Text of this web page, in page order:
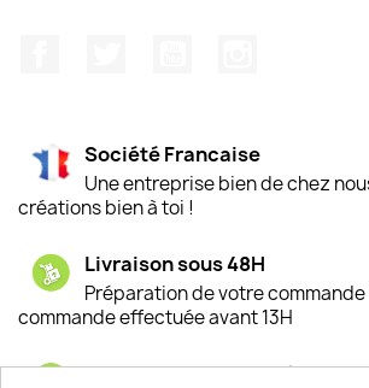
Société Francaise
Une entreprise bien de chez
créations bien à toi !
Livraison sous 48H
Préparation de votre commande
commande effectuée avant 13H
Satisfaction de nos clients